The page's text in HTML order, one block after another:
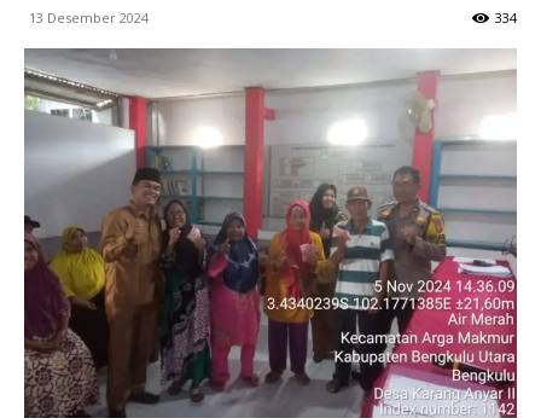
13 Desember 2024 334